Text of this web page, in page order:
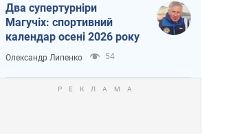
Два супертурніри
Магучіх: спортивний
календар осені 2026 року
Олександр Липенко 54